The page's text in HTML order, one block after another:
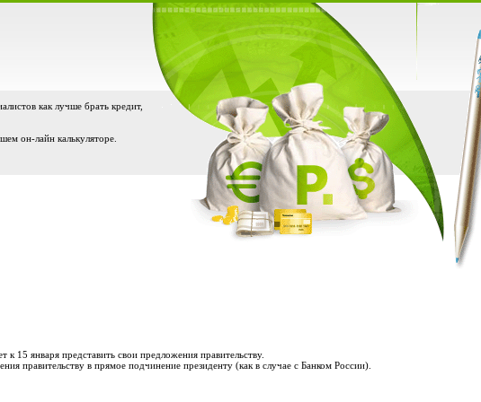
как лучше брать кредит,
он-лайн калькуляторе.
января представить свои предложения правительству.
правительству в прямое подчинение президенту (как в случае с Банком России).